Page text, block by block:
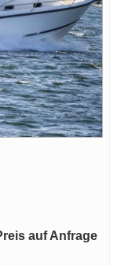
auf Anfrage